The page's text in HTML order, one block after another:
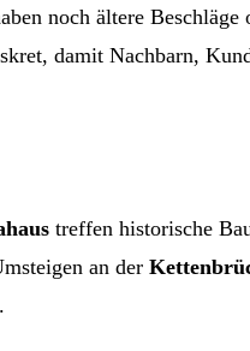
noch ältere Beschläge
damit Nachbarn,
treffen historische
an der